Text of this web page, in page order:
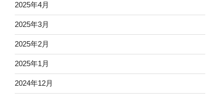
2025年4月
2025年3月
2025年2月
2025年1月
2024年12月